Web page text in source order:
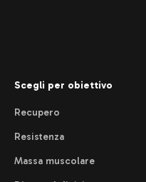
Scegli per obiettivo
Recupero
Resistenza
Massa muscolare